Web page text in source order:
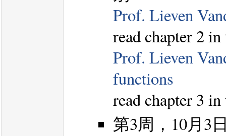
Prof. Lieven
read chapter 2
Prof. Lieven
functions
read chapter 3
第3周，10月3